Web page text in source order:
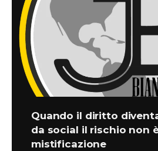
Quando il diritto
da social il rischio non è
mistificazione